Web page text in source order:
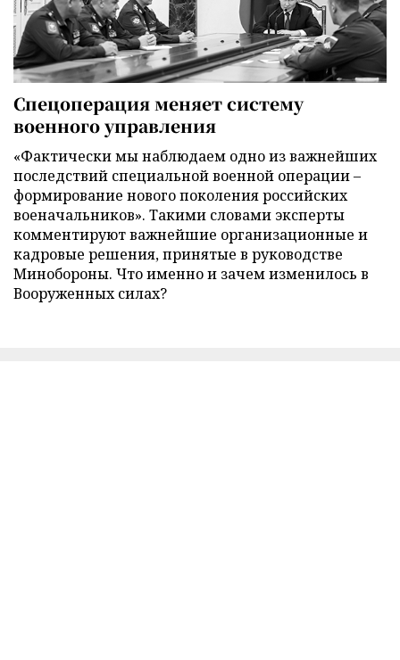
Спецоперация меняет систему
военного управления
«Фактически мы наблюдаем одно из важнейших
последствий специальной военной операции –
формирование нового поколения российских
военачальников». Такими словами эксперты
комментируют важнейшие организационные и
кадровые решения, принятые в руководстве
Минобороны. Что именно и зачем изменилось в
Вооруженных силах?